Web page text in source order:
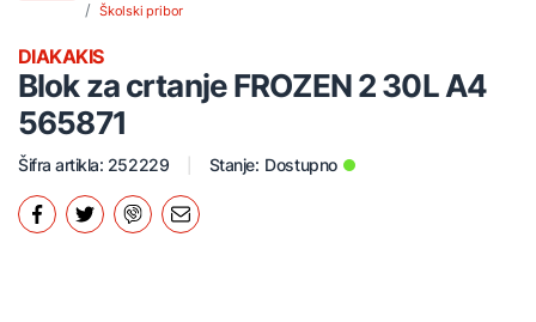
Školski pribor
Blok za crtanje FROZEN 2 30L A4
565871
DIAKAKIS
Šifra artikla: 252229 Stanje: Dostupno